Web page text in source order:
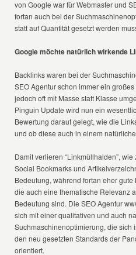
von Google war für Webmaster und
fortan auch bei der
statt auf Quantität gesetzt werden
Google möchte natürlich wirkende
Backlinks waren bei der
SEO Agentur schon immer ein
jedoch oft mit Masse statt Klasse
Pinguin Update wird nun ein
Bewertung darauf gelegt, wie die
und ob diese auch in einem
Damit verlieren “Linkmüllhalden”,
Social Bookmarks und
Bedeutung, während fortan eher
die auch eine thematische Relevanz
Bedeutung sind. Die SEO Agentur
sich mit einer qualitativen und auch
Suchmaschinenoptimierung, die sich
den neu gesetzten Standards der
orientiert.